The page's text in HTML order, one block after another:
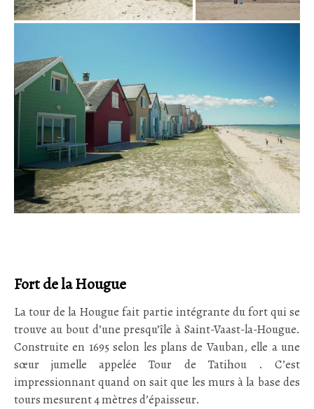
Fort de la Hougue
La tour de la Hougue fait partie intégrante du fort qui se
trouve au bout d’une presqu’île à Saint-Vaast-la-Hougue.
Construite en 1695 selon les plans de Vauban, elle a une
sœur jumelle appelée Tour de Tatihou . C’est
impressionnant quand on sait que les murs à la base des
tours mesurent 4 mètres d’épaisseur.